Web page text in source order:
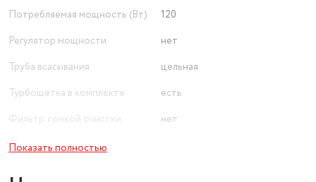
Потребляемая мощность (Вт)
120
Регулятор мощности
нет
Труба всасывания
цельная
Турбощетка в комплекте
есть
Фильтр тонкой очистки
нет
Модель потребления
Показать полностью